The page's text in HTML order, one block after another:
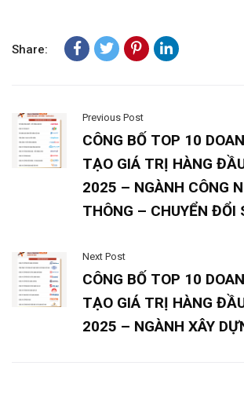
Share:
Previous Post
CÔNG BỐ TOP 10
TẠO GIÁ TRỊ HÀNG
2025 – NGÀNH CÔNG
THÔNG – CHUYỂN ĐỔI
Next Post
CÔNG BỐ TOP 10
TẠO GIÁ TRỊ HÀNG
2025 – NGÀNH XÂY